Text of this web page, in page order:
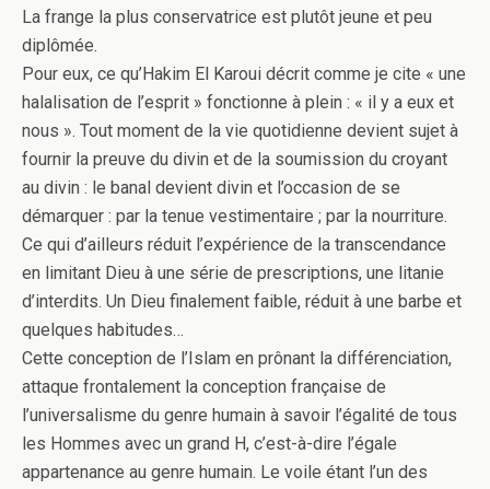
La frange la plus conservatrice est plutôt jeune et peu
diplômée.
Pour eux, ce qu’Hakim El Karoui décrit comme je cite « une
halalisation de l’esprit » fonctionne à plein : « il y a eux et
nous ». Tout moment de la vie quotidienne devient sujet à
fournir la preuve du divin et de la soumission du croyant
au divin : le banal devient divin et l’occasion de se
démarquer : par la tenue vestimentaire ; par la nourriture.
Ce qui d’ailleurs réduit l’expérience de la transcendance
en limitant Dieu à une série de prescriptions, une litanie
d’interdits. Un Dieu finalement faible, réduit à une barbe et
quelques habitudes…
Cette conception de l’Islam en prônant la différenciation,
attaque frontalement la conception française de
l’universalisme du genre humain à savoir l’égalité de tous
les Hommes avec un grand H, c’est-à-dire l’égale
appartenance au genre humain. Le voile étant l’un des